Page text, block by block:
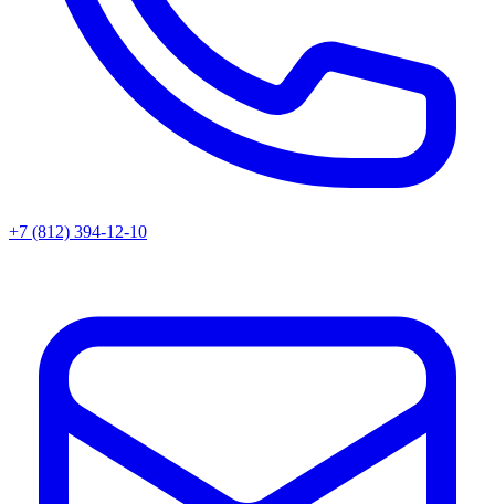
+7 (812) 394-12-10